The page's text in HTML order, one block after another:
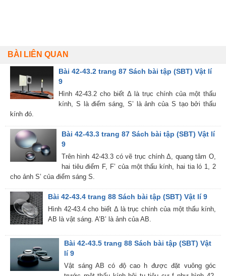
BÀI LIÊN QUAN
Bài 42-43.2 trang 87 Sách bài tập (SBT) Vật lí
9
Hình 42-43.2 cho biết Δ là trục chính của một thấu
kính, S là điểm sáng, S’ là ảnh của S tạo bởi thấu
kính đó.
Bài 42-43.3 trang 87 Sách bài tập (SBT) Vật lí
9
Trên hình 42-43.3 có vẽ trục chính Δ, quang tâm O,
hai tiêu điểm F, F’ của một thấu kính, hai tia ló 1, 2
cho ảnh S’ của điểm sáng S.
Bài 42-43.4 trang 88 Sách bài tập (SBT) Vật lí 9
Hình 42-43.4 cho biết Δ là trục chính của một thấu kính,
AB là vật sáng. A’B’ là ảnh của AB.
Bài 42-43.5 trang 88 Sách bài tập (SBT) Vật
lí 9
Vật sáng AB có độ cao h được đặt vuông góc